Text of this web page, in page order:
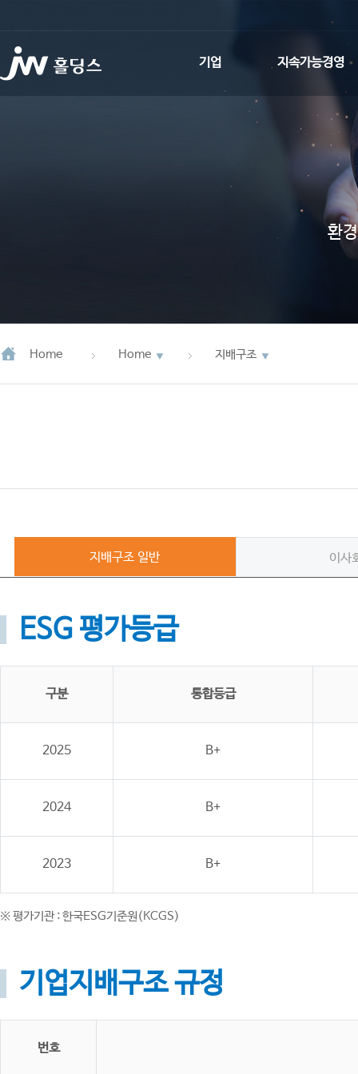
기업 지속가능경영
환경적 지속가능성
사회적 지속가능성
지배구조
ESG News
환
Home Home 지배구조
지배구조 일반 이사
ESG 평가등급
구분 통합등급
2025 B+
2024 B+
2023 B+
※ 평가기관 : 한국ESG기준원(KCGS)
기업지배구조 규정
번호